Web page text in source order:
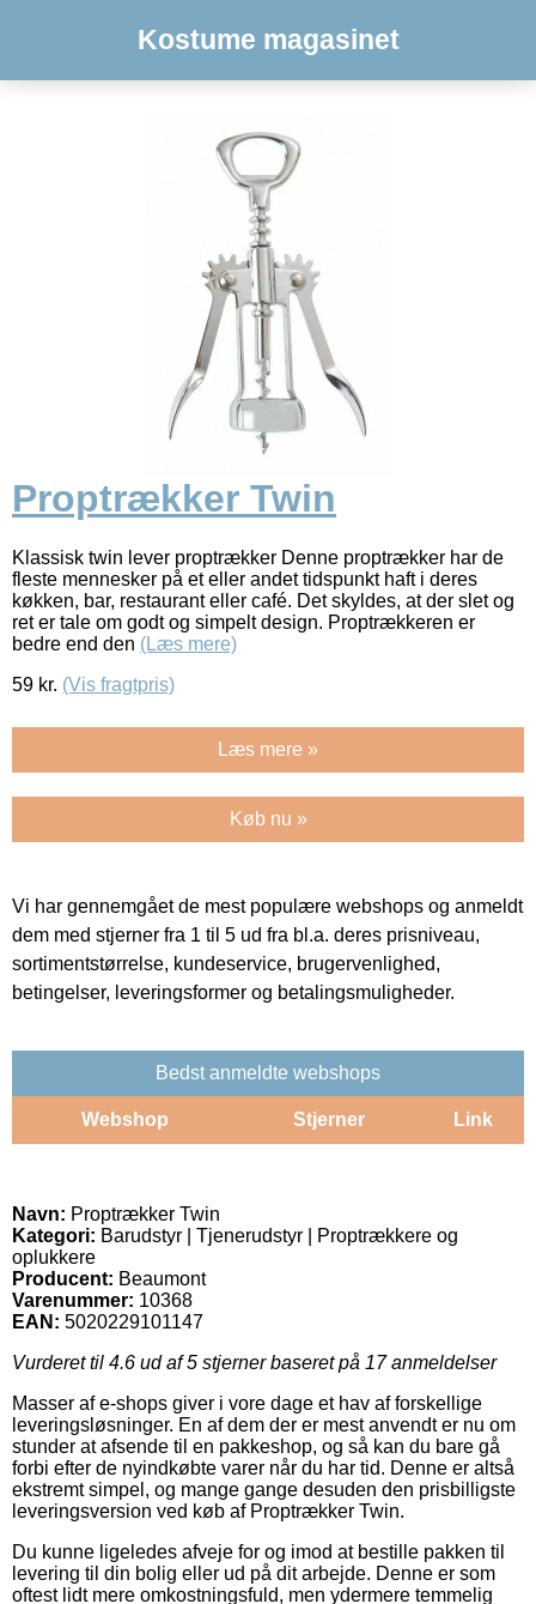
Kostume magasinet
Proptrækker Twin
Klassisk twin lever proptrækker Denne proptrækker har de
fleste mennesker på et eller andet tidspunkt haft i deres
køkken, bar, restaurant eller café. Det skyldes, at der slet og
ret er tale om godt og simpelt design. Proptrækkeren er
bedre end den (Læs mere)
59 kr. (Vis fragtpris)
Læs mere »
Køb nu »
Vi har gennemgået de mest populære webshops og anmeldt
dem med stjerner fra 1 til 5 ud fra bl.a. deres prisniveau,
sortimentstørrelse, kundeservice, brugervenlighed,
betingelser, leveringsformer og betalingsmuligheder.
Bedst anmeldte webshops
Webshop Stjerner Link
Navn: Proptrækker Twin
Kategori: Barudstyr | Tjenerudstyr | Proptrækkere og
oplukkere
Producent: Beaumont
Varenummer: 10368
EAN: 5020229101147
Vurderet til 4.6 ud af 5 stjerner baseret på 17anmeldelser
Masser af e-shops giver i vore dage et hav af forskellige
leveringsløsninger. En af dem der er mest anvendt er nu om
stunder at afsende til en pakkeshop, og så kan du bare gå
forbi efter de nyindkøbte varer når du har tid. Denne er altså
ekstremt simpel, og mange gange desuden den prisbilligste
leveringsversion ved køb af Proptrækker Twin.
Du kunne ligeledes afveje for og imod at bestille pakken til
levering til din bolig eller ud på dit arbejde. Denne er som
oftest lidt mere omkostningsfuld, men ydermere temmelig